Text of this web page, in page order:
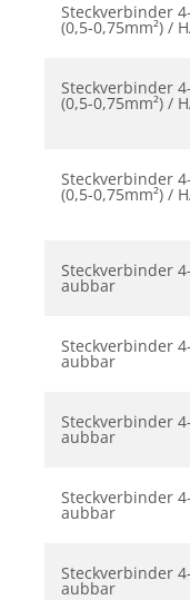
Steckverbinder
(0,5-0,75mm²) /
Steckverbinder
(0,5-0,75mm²) /
Steckverbinder
(0,5-0,75mm²) /
Steckverbinder
aubbar
Steckverbinder
aubbar
Steckverbinder
aubbar
Steckverbinder
aubbar
Steckverbinder
aubbar